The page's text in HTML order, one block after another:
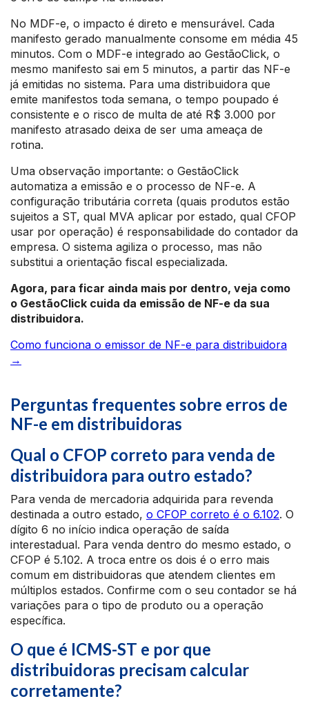
No MDF-e, o impacto é direto e mensurável. Cada
manifesto gerado manualmente consome em média 45
minutos. Com o MDF-e integrado ao GestãoClick, o
mesmo manifesto sai em 5 minutos, a partir das NF-e
já emitidas no sistema. Para uma distribuidora que
emite manifestos toda semana, o tempo poupado é
consistente e o risco de multa de até R$ 3.000 por
manifesto atrasado deixa de ser uma ameaça de
rotina.
Uma observação importante: o GestãoClick
automatiza a emissão e o processo de NF-e. A
configuração tributária correta (quais produtos estão
sujeitos a ST, qual MVA aplicar por estado, qual CFOP
usar por operação) é responsabilidade do contador da
empresa. O sistema agiliza o processo, mas não
substitui a orientação fiscal especializada.
Agora, para ficar ainda mais por dentro, veja como
o GestãoClick cuida da emissão de NF-e da sua
distribuidora.
Como funciona o emissor de NF-e para distribuidora
→
Perguntas frequentes sobre erros de
NF-e em distribuidoras
Qual o CFOP correto para venda de
distribuidora para outro estado?
Para venda de mercadoria adquirida para revenda
destinada a outro estado, o CFOP correto é o 6.102. O
dígito 6 no início indica operação de saída
interestadual. Para venda dentro do mesmo estado, o
CFOP é 5.102. A troca entre os dois é o erro mais
comum em distribuidoras que atendem clientes em
múltiplos estados. Confirme com o seu contador se há
variações para o tipo de produto ou a operação
específica.
O que é ICMS-ST e por que
distribuidoras precisam calcular
corretamente?